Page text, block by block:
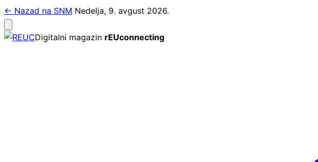
Pređi
na
sadržaj
← Nazad na SNM Nedelja, 9. avgust 2026.
meni
Digitalni magazin rEUconnecting